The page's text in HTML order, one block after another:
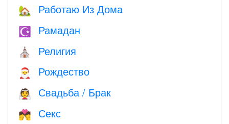
🏡 Работаю Из Дома
☪️ Рамадан
⛪️ Религия
🎅 Рождество
👰 Свадьба / Брак
💏 Секс